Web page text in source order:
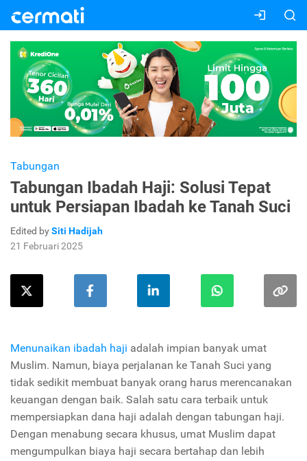
Tabungan
Tabungan Ibadah Haji: Solusi Tepat
untuk Persiapan Ibadah ke Tanah Suci
Edited bySiti Hadijah
21 Februari 2025
Menunaikan ibadah haji adalah impian banyak umat
Muslim. Namun, biaya perjalanan ke Tanah Suci yang
tidak sedikit membuat banyak orang harus merencanakan
keuangan dengan baik. Salah satu cara terbaik untuk
mempersiapkan dana haji adalah dengan tabungan haji.
Dengan menabung secara khusus, umat Muslim dapat
mengumpulkan biaya haji secara bertahap dan lebih